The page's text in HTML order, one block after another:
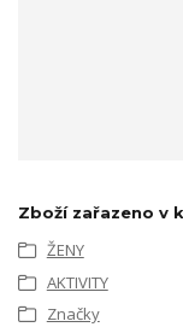
Zboží zařazeno v
ŽENY
AKTIVITY
Značky